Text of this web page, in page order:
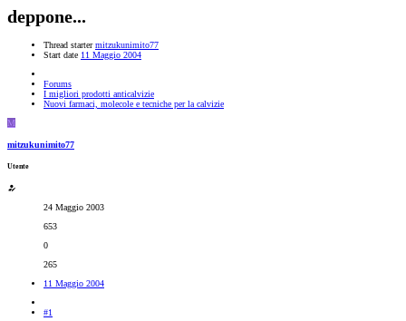
deppone...
Thread starter mitzukunimito77
Start date 11 Maggio 2004
Forums
I migliori prodotti anticalvizie
Nuovi farmaci, molecole e tecniche per la calvizie
M
mitzukunimito77
Utente
24 Maggio 2003
653
0
265
11 Maggio 2004
#1